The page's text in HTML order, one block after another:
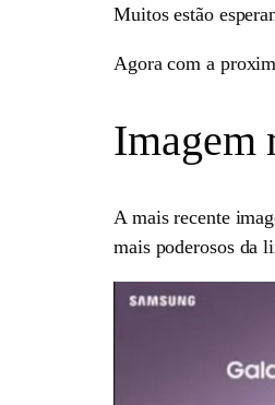
Muitos estão
Agora com a
Imagem
A mais recente
mais poderosos da